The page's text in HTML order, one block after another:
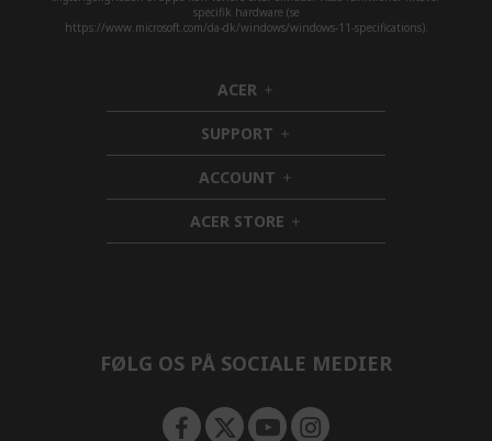
specifik hardware (se
https://www.microsoft.com/da-dk/windows/windows-11-specifications).
ACER h
i
d
d
e
n
SUPPORT h
i
d
e
n
ACCOUNT h
i
d
d
ACER STORE h
i
FØLG OS PÅ SOCIALE MEDIER